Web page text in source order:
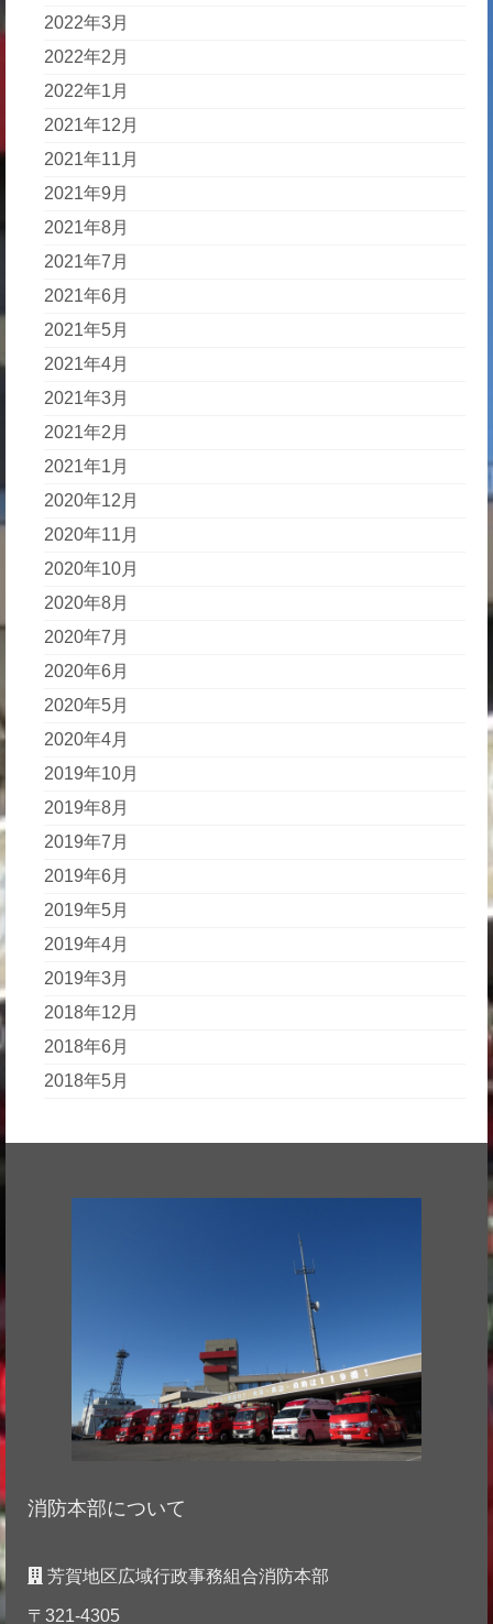
2022年3月
2022年2月
2022年1月
2021年12月
2021年11月
2021年9月
2021年8月
2021年7月
2021年6月
2021年5月
2021年4月
2021年3月
2021年2月
2021年1月
2020年12月
2020年11月
2020年10月
2020年8月
2020年7月
2020年6月
2020年5月
2020年4月
2019年10月
2019年8月
2019年7月
2019年6月
2019年5月
2019年4月
2019年3月
2018年12月
2018年6月
2018年5月
消防本部について
芳賀地区広域行政事務組合消防本部
〒321-4305